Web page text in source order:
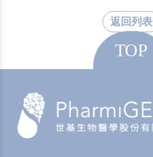
返回列表
TOP